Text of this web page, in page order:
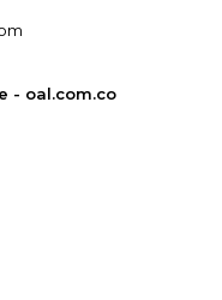
- oal.com.co